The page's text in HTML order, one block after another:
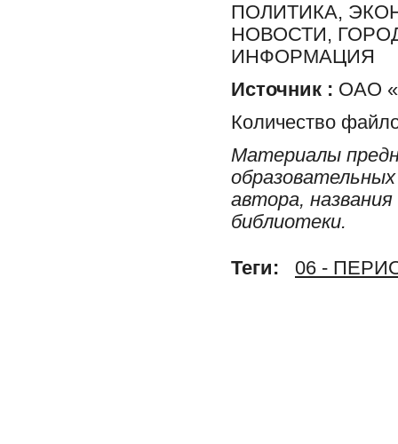
ПОЛИТИКА,
НОВОСТИ,
ИНФОРМАЦИЯ
Источник : ОАО
Количество
Материалы
автора,
библиотеки.
Теги: 06 -